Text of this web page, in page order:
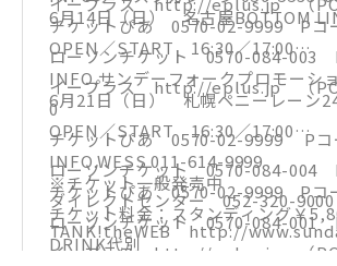
チケットぴあ 0570-02-9999 Pコ
ローソンチケット 0570-084-003
イープラス http://eplus.jp （PC
6月14日（日） 名古屋BOTTOM
OPEN／START 16:30／17:00
INFO.サンデーフォークプロモーシ
0
チケットぴあ 0570-02-9999 Pコ
ローソンチケット 0570-084-004
ダイレクトセンター 052-320-9000
TANK!theWEB http://
6月21日（日） 札幌ペニーレーン
OPEN／START 16:30／17:00
INFO.WESS 011-614-9999
チケットぴあ 0570-02-9999 Pコ
ローソンチケット 0570-084-001
イープラス http://eplus.jp （PC
※チケット一般発売中
チケット料金：スタンディング￥
DRINK代別